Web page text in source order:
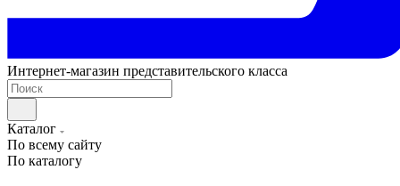
Интернет-магазин представительского класса
Каталог
По всему сайту
По каталогу